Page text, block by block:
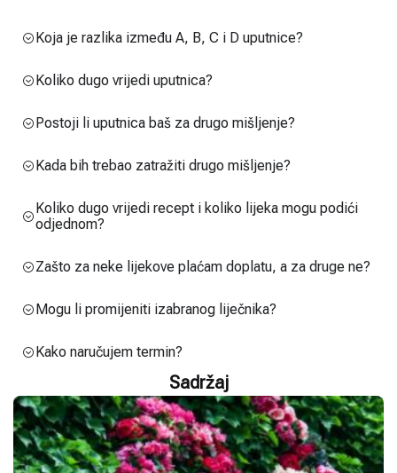
Koja je razlika između A, B, C i D uputnice?
Koliko dugo vrijedi uputnica?
Postoji li uputnica baš za drugo mišljenje?
Kada bih trebao zatražiti drugo mišljenje?
Koliko dugo vrijedi recept i koliko lijeka mogu podići
odjednom?
Zašto za neke lijekove plaćam doplatu, a za druge ne?
Mogu li promijeniti izabranog liječnika?
Kako naručujem termin?
Sadržaj